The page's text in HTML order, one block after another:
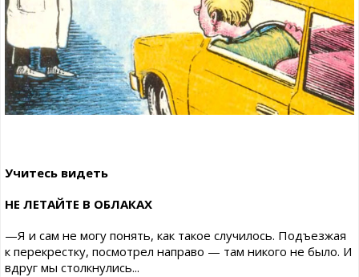
Учитесь видеть
НЕ ЛЕТАЙТЕ В ОБЛАКАХ
—Я и сам не могу понять, как такое случилось. Подъезжая
к перекрестку, посмотрел направо — там никого не было. И
вдруг мы столкнулись...